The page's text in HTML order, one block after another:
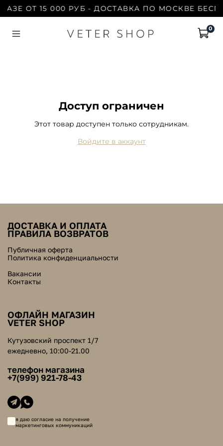
ОТ 15 000 РУБ - ДОСТАВКА ПО МОСКВЕ
0
Доступ ограничен
Этот товар доступен только сотрудникам.
Войдите в аккаунт
ДОСТАВКА И ОПЛАТА
ПРАВИЛА ВОЗВРАТОВ
Публичная оферта
Политика конфиденциальности
Вакансии
Контакты
ОФЛАЙН МАГАЗИН
VETER SHOP
Кутузовский проспект 1/7
ежедневно, 10:00-21.00
телефон магазина
+7(999) 921-78-43
я даю согласие на получение
маркетинговых коммуникаций